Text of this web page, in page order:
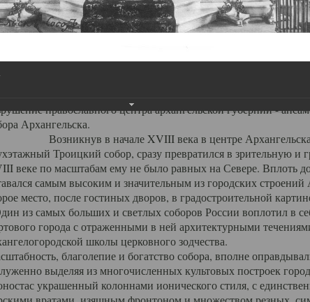
Троицкий собор Архангельска
мы можем говорить, что Архангельск в большей мере,
от целенаправленных систематических разрушений, в
памятников архитектуры. Больше всего по старому
борьбой с религией, набравшая особую силу в конце
православного центра архангельской губернии -
Архангельска.
в начале XVIII века в центре Архангельска,
Троицкий собор, сразу превратился в зрительную и
веке по масштабам ему не было равных на Севере. Вплоть
самым высоким и значительным из городских
место, после гостиных дворов, в градостроительной
из самых больших и светлых соборов России воплотил в
города с отраженными в ней архитектурными
школы церковного зодчества.
благолепие и богатство собора, вполне
выделяя из многочисленных культовых построек
украшенный колоннами ионического стиля, с